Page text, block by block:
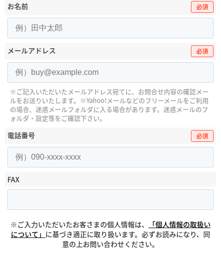
お名前 必須
メールアドレス 必須
※ご記入いただいたメールアドレス宛てに、お問合せ内容の確認メー
ルをお送りいたします。 ※Yahoo!メールなどのフリーメールをご利用
の場合、迷惑メールフォルダに入る場合があります。 迷惑メールのフ
ォルダ・設定等をご確認下さい。
電話番号 必須
FAX
※ご入力いただいたお客さまの個人情報は、
「個人情報の取扱い
について」 に基づき適正に取り扱います。必ずお読みになり、同
意の上お問い合わせください。